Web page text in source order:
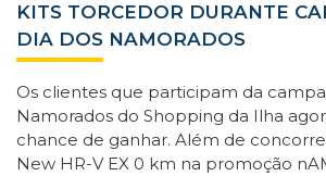
KITS TORCEDOR DURANTE
DIA DOS NAMORADOS
Os clientes que participam da
Namorados do Shopping da Ilha
chance de ganhar. Além de
New HR-V EX 0 km na promoção